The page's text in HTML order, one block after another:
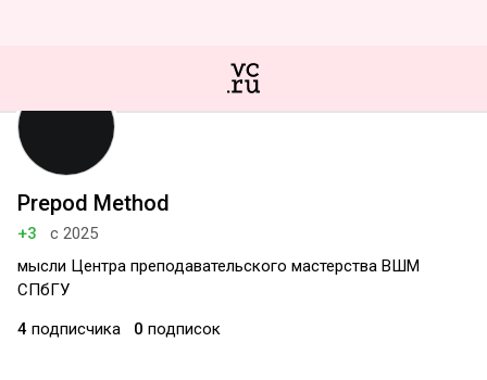
Prepod Method
+3
с 2025
мысли Центра преподавательского мастерства ВШМ
СПбГУ
4 подписчика 0 подписок